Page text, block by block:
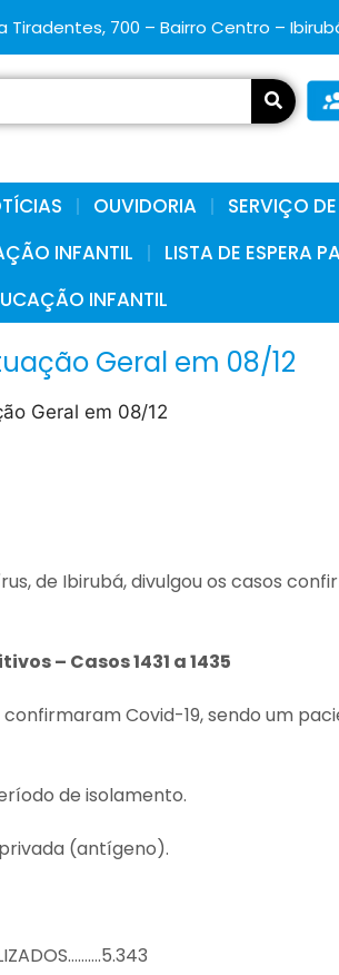
Tiradentes, 700 – Bairro Centro –
OUVIDORIA
SERVIÇO
INFANTIL
LISTA DE ESPERA
INFANTIL
Geral em 08/12
Geral em 08/12
de Ibirubá, divulgou os casos
– Casos 1431 a 1435
Covid-19, sendo um
de isolamento.
(antígeno).